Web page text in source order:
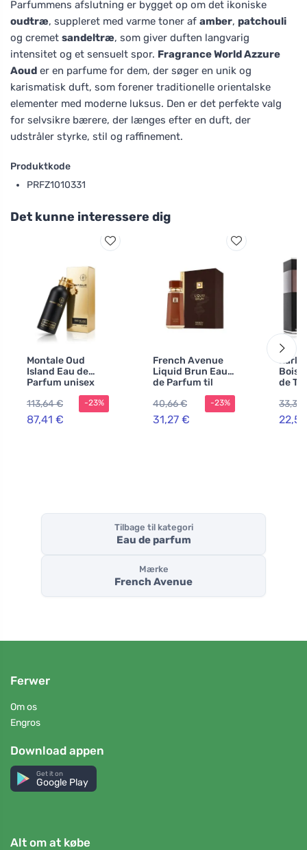
Parfummens afslutning er bygget op om det ikoniske
oudtræ, suppleret med varme toner af amber, patchouli
og cremet sandeltræ, som giver duften langvarig
intensitet og et sensuelt spor. Fragrance World Azzure
Aoud er en parfume for dem, der søger en unik og
karismatisk duft, som forener traditionelle orientalske
elementer med moderne luksus. Den er det perfekte valg
for selvsikre bærere, der længes efter en duft, der
udstråler styrke, stil og raffinement.
Produktkode
PRFZ1010331
Det kunne interessere dig
Montale Oud
Island Eau de
Parfum unisex
113,64 €
87,41 €
-23%
French Avenue
Liquid Brun Eau
de Parfum til
40,66 €
31,27 €
-23%
Karl
Bois
de
33,35
Tilbage til kategori
Eau de parfum
Mærke
French Avenue
Ferwer
Om os
Engros
Download appen
Get it on
Google Play
Alt om at købe